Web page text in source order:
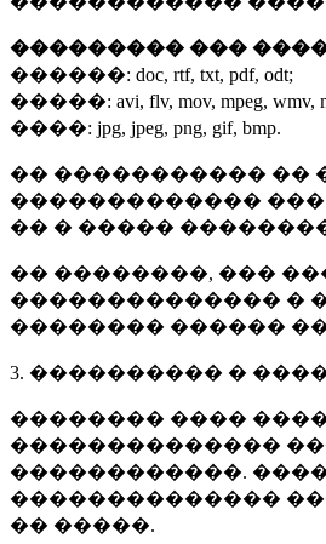
��������� ���
������: doc, rtf, txt, pdf, odt;
�����: avi, flv, mov, mpeg, wmv,
����: jpg, jpeg, png, gif, bmp.
�� ����������� ��
�������������
�� � �����
�� ��������, ���
�������������� �
�������� ������
3. ���������� �
�������� ����
��������������
������������.
��������������
�� �����.